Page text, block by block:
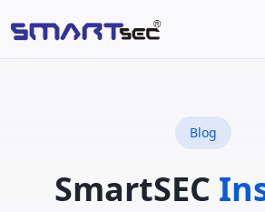
Blog
SmartSEC